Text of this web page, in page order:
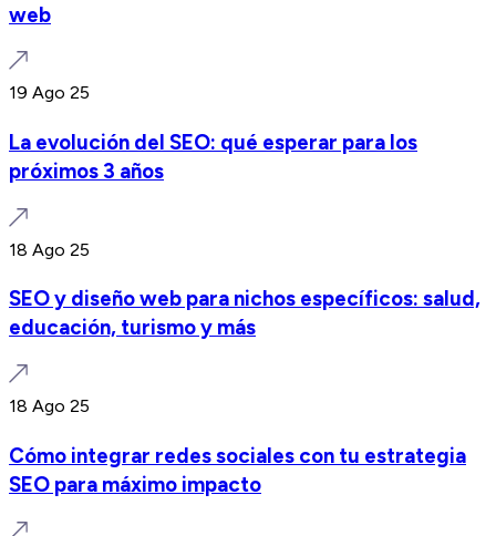
web
19 Ago 25
La evolución del SEO: qué esperar para los
próximos 3 años
18 Ago 25
SEO y diseño web para nichos específicos: salud,
educación, turismo y más
18 Ago 25
Cómo integrar redes sociales con tu estrategia
SEO para máximo impacto